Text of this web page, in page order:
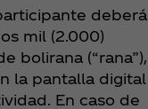
deberá
mil (2.000)
bolirana (“rana”),
la pantalla digital
En caso de